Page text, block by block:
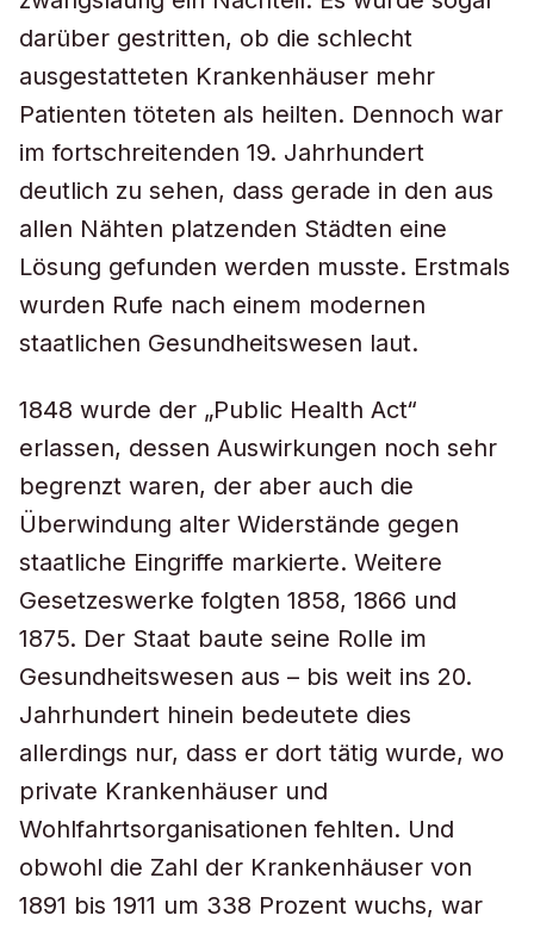
darüber gestritten, ob die schlecht
ausgestatteten Krankenhäuser mehr
Patienten töteten als heilten. Dennoch war
im fortschreitenden 19. Jahrhundert
deutlich zu sehen, dass gerade in den aus
allen Nähten platzenden Städten eine
Lösung gefunden werden musste. Erstmals
wurden Rufe nach einem modernen
staatlichen Gesundheitswesen laut.
1848 wurde der „Public Health Act“
erlassen, dessen Auswirkungen noch sehr
begrenzt waren, der aber auch die
Überwindung alter Widerstände gegen
staatliche Eingriffe markierte. Weitere
Gesetzeswerke folgten 1858, 1866 und
1875. Der Staat baute seine Rolle im
Gesundheitswesen aus – bis weit ins 20.
Jahrhundert hinein bedeutete dies
allerdings nur, dass er dort tätig wurde, wo
private Krankenhäuser und
Wohlfahrtsorganisationen fehlten. Und
obwohl die Zahl der Krankenhäuser von
1891 bis 1911 um 338 Prozent wuchs, war